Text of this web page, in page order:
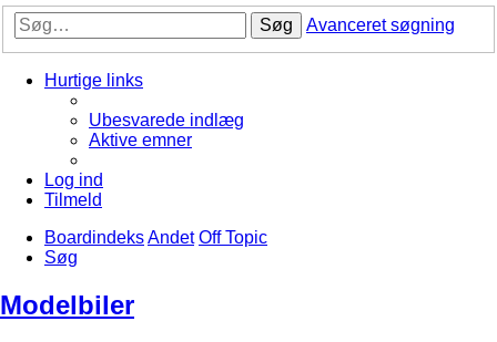
Søg Avanceret søgning
Hurtige links
Ubesvarede indlæg
Aktive emner
Log ind
Tilmeld
BoardindeksAndet Off Topic
Søg
Modelbiler